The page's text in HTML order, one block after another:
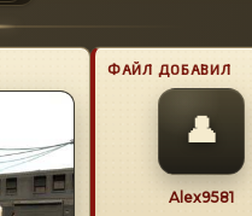
ФАЙЛ ДОБАВИЛ
👤
Alex9581